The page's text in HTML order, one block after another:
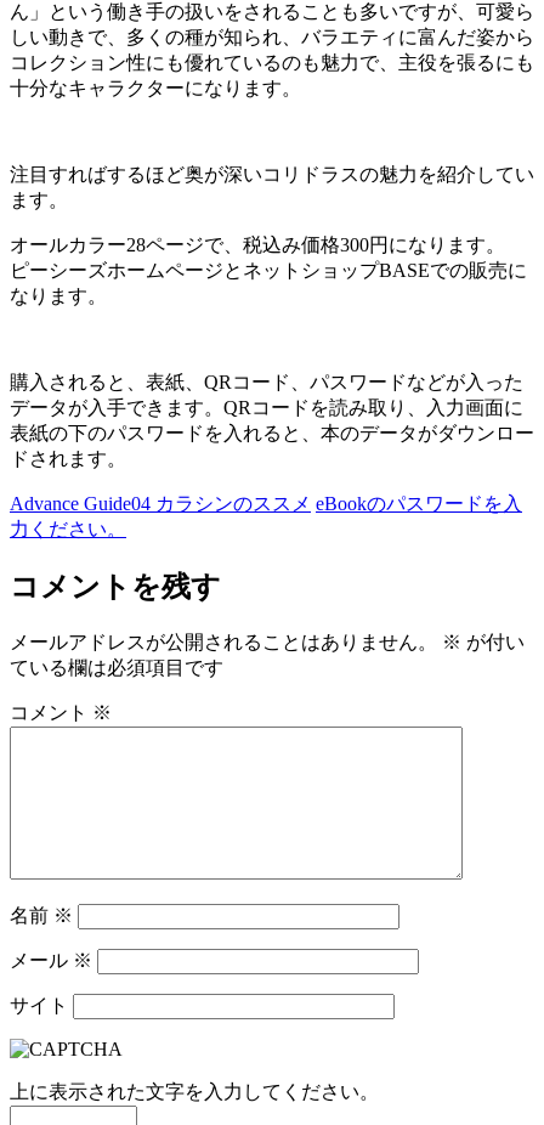
ん」という働き手の扱いをされることも多いですが、可愛ら
しい動きで、多くの種が知られ、バラエティに富んだ姿から
コレクション性にも優れているのも魅力で、主役を張るにも
十分なキャラクターになります。
注目すればするほど奥が深いコリドラスの魅力を紹介してい
ます。
オールカラー28ページで、税込み価格300円になります。
ピーシーズホームページとネットショップBASEでの販売に
なります。
購入されると、表紙、QRコード、パスワードなどが入った
データが入手できます。QRコードを読み取り、入力画面に
表紙の下のパスワードを入れると、本のデータがダウンロー
ドされます。
Advance Guide04 カラシンのススメ eBookのパスワードを入
力ください。
コメントを残す
メールアドレスが公開されることはありません。 ※ が付い
ている欄は必須項目です
コメント ※
名前 ※
メール ※
サイト
上に表示された文字を入力してください。